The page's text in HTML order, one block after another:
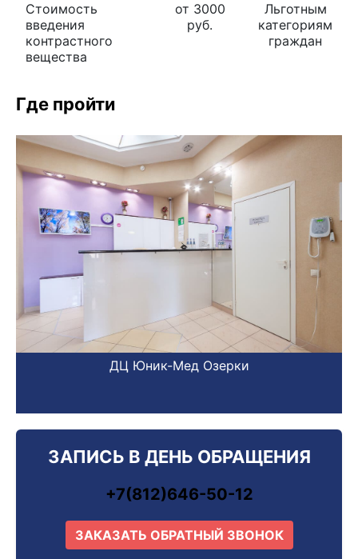
Стоимость
введения
контрастного
вещества
от 3000
руб.
Льготным
категориям
граждан
Где пройти
ДЦ Юник-Мед Озерки
ЗАПИСЬ В ДЕНЬ ОБРАЩЕНИЯ
+7(812)646-50-12
ЗАКАЗАТЬ ОБРАТНЫЙ ЗВОНОК